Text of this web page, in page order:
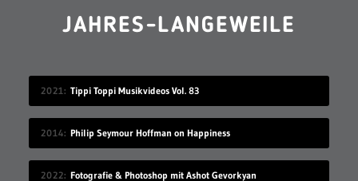
JAHRES-LANGEWEILE
2021 Tippi Toppi Musikvideos Vol. 83
2014 Philip Seymour Hoffman on Happiness
2022 Fotografie & Photoshop mit Ashot Gevorkyan